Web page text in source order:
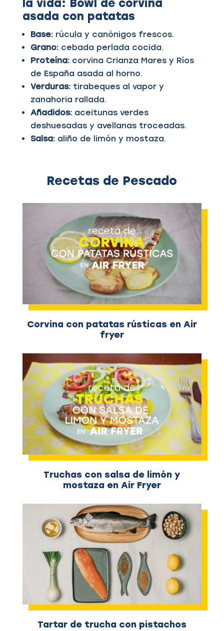
la vida: Bowl de corvina
asada con patatas
Base:rúcula y canónigos frescos.
Grano:cebada perlada cocida.
Proteína:corvina Crianza Mares y Ríos
de España asada al horno.
Verduras:tirabeques al vapor y
zanahoria rallada.
Añadidos:aceitunas verdes
deshuesadas y avellanas troceadas.
Salsa:aliño de limón y mostaza.
Recetas de Pescado
Corvina con patatas rústicas en Air
fryer
Truchas con salsa de limón y
mostaza en Air Fryer
Tartar de trucha con pistachos